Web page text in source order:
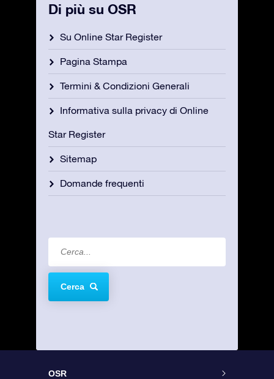
Di più su OSR
Su Online Star Register
Pagina Stampa
Termini & Condizioni Generali
Informativa sulla privacy di Online
Star Register
Sitemap
Domande frequenti
Cerca
OSR